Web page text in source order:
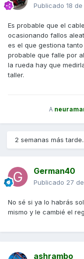
Publicado 18
Es probable que el
ocasionando fallos
es el que gestiona
probable que falle por
la rueda hay que
taller.
A
2 semanas más
German40
Publicado 27
No sé si ya lo habrás
mismo y le cambié el
ashrambo